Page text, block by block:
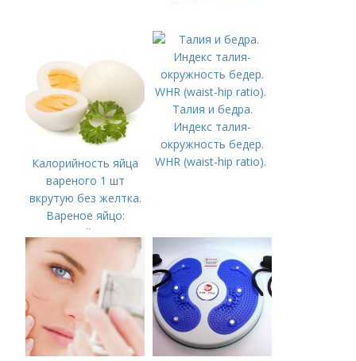
Калорийность яйца
вареного 1 шт
вкрутую без желтка.
Вареное яйцо:
калорийность
Талия и бедра.
Индекс талия-
окружность бедер.
WHR (waist-hip ratio).